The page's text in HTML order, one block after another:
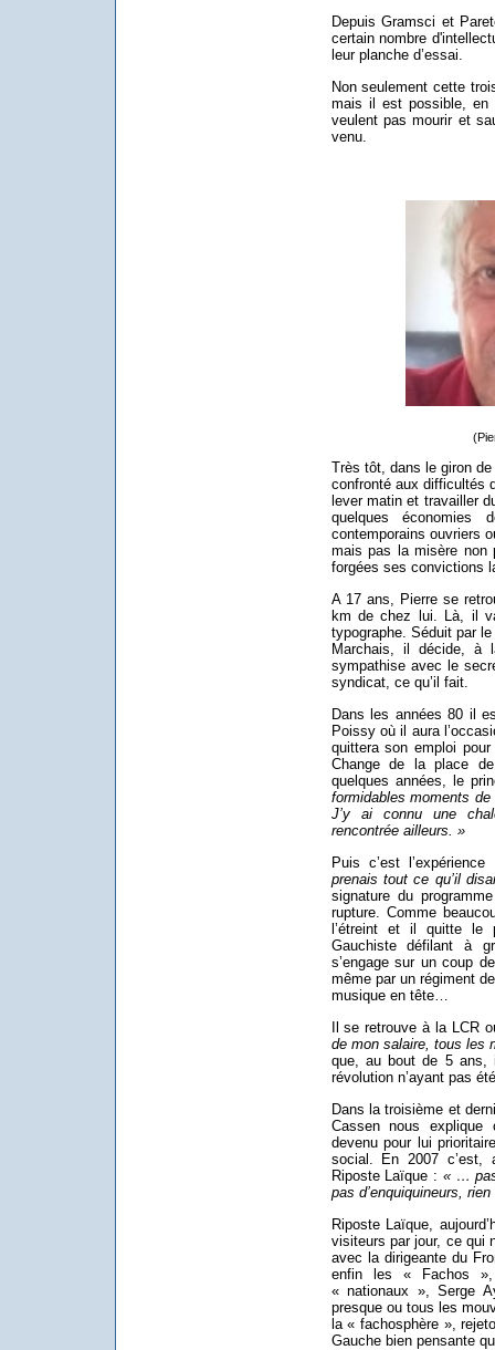
Depuis Gramsci et
certain nombre
leur planche d’essai.
Non seulement cette
mais il est possible, en
veulent pas mourir et
venu.
Très tôt, dans le giron
confronté aux difficultés
lever matin et travailler
quelques économies
contemporains ouvriers
mais pas la misère non
forgées ses convictions
A 17 ans, Pierre se
km de chez lui. Là, il
typographe. Séduit par
Marchais, il décide, à
sympathise avec le
syndicat, ce qu’il fait.
Dans les années 80 il
Poissy où il aura
quittera son emploi
Change de la place
quelques années, le
formidables moments
J’y ai connu une
rencontrée ailleurs. »
Puis c’est
prenais tout ce qu’il
signature du
rupture. Comme
l’étreint et il quitte le
Gauchiste défilant à
s’engage sur un coup
même par un régiment
musique en tête…
Il se retrouve à la LCR
de mon salaire, tous les
que, au bout de 5
révolution n’ayant pas
Dans la troisième et
Cassen nous explique
devenu pour lui
social. En 2007 c’est,
Riposte Laïque : « …
pas d’enquiquineurs,
Riposte Laïque,
visiteurs par jour, ce qui
avec la dirigeante du
enfin les « Fachos
« nationaux », Serge
presque ou tous les
la « fachosphère »,
Gauche bien pensante